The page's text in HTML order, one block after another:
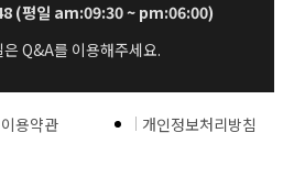
(평일 am:09:30 ~ pm:06:00)
Q&A를 이용해주세요.
이용약관 개인정보처리방침